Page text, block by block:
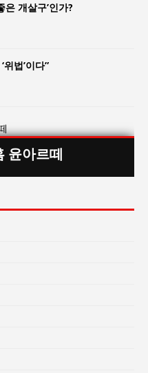
은 개살구’인가?
법’이다”
윤아르떼